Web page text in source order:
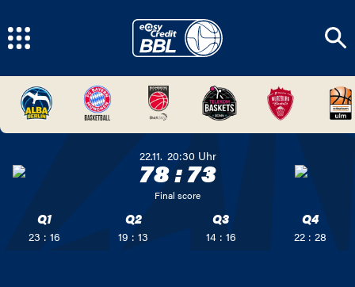
22.11. 20:30 Uhr
78:73
Final score
Q1
23 : 16
Q2
19 : 13
Q3
14 : 16
Q4
22 : 28